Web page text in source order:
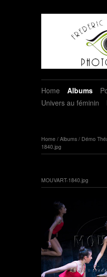
Home Albums
Univers au féminin
Home / Albums / Démo
1840.jpg
MOUVART-1840.jpg